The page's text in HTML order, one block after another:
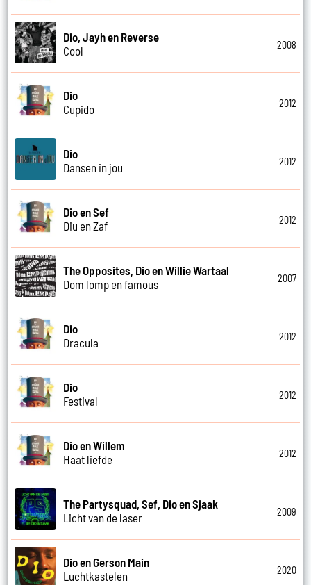
Dio, Jayh en Reverse
Cool
2008
Dio
Cupido
2012
Dio
Dansen in jou
2012
Dio en Sef
Diu en Zaf
2012
The Opposites, Dio en Willie Wartaal
Dom lomp en famous
2007
Dio
Dracula
2012
Dio
Festival
2012
Dio en Willem
Haat liefde
2012
The Partysquad, Sef, Dio en Sjaak
Licht van de laser
2009
Dio en Gerson Main
Luchtkastelen
2020